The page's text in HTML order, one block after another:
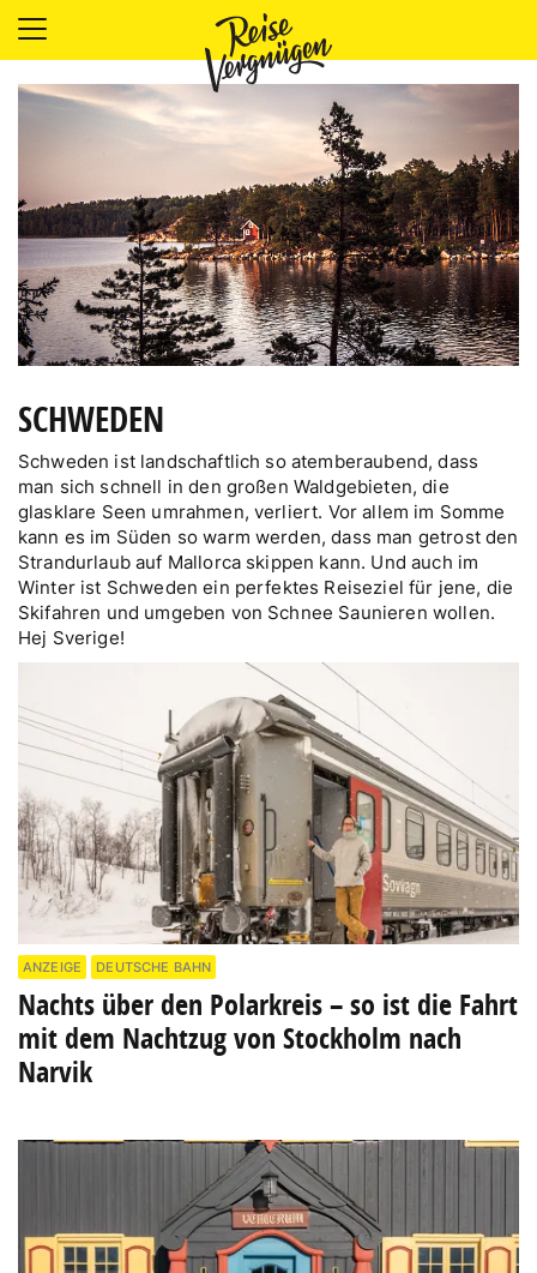
LÄNDER
UNTERKÜNFTE
OUTDOOR
SCHWEDEN
Schweden ist landschaftlich so atemberaubend, dass
man sich schnell in den großen Waldgebieten, die
glasklare Seen umrahmen, verliert. Vor allem im Somme
kann es im Süden so warm werden, dass man getrost den
Strandurlaub auf Mallorca skippen kann. Und auch im
Winter ist Schweden ein perfektes Reiseziel für jene, die
Skifahren und umgeben von Schnee Saunieren wollen.
Hej Sverige!
ANZEIGE DEUTSCHE BAHN
Nachts über den Polarkreis – so ist die Fahrt
mit dem Nachtzug von Stockholm nach
Narvik